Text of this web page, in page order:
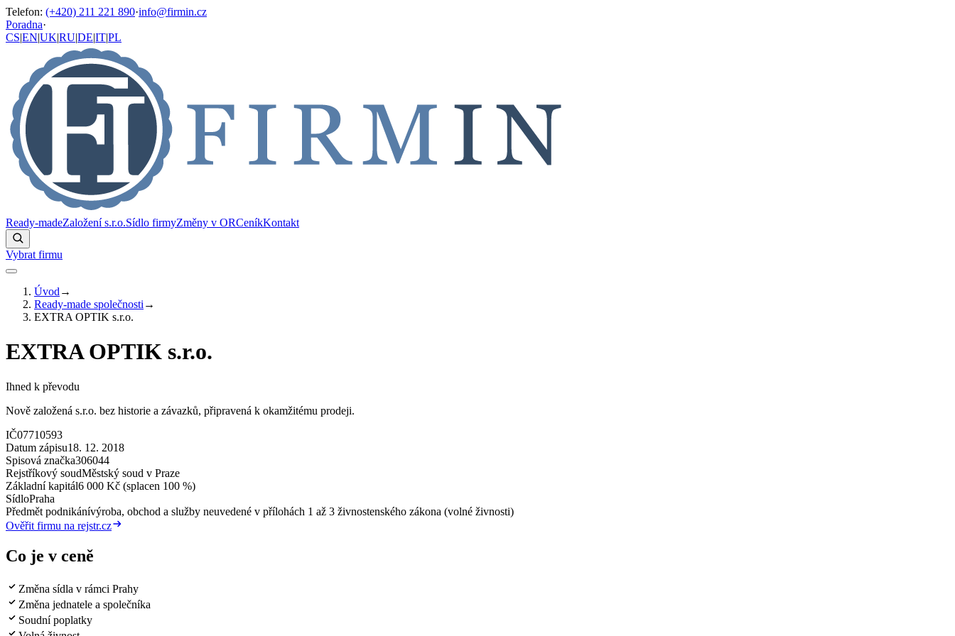
Telefon: (+420) 211 221 890·info@firmin.cz
Poradna·
CS|EN|UK|RU|DE|IT|PL
Ready-madeZaložení s.r.o.Sídlo firmyZměny v ORCeníkKontakt
Vybrat firmu
Úvod →
Ready-made společnosti →
EXTRA OPTIK s.r.o.
EXTRA OPTIK s.r.o.
Ihned k převodu
Nově založená s.r.o. bez historie a závazků, připravená k okamžitému prodeji.
IČ07710593
Datum zápisu18. 12. 2018
Spisová značka306044
Rejstříkový soudMěstský soud v Praze
Základní kapitál6 000 Kč (splacen 100 %)
SídloPraha
Předmět podnikánívýroba, obchod a služby neuvedené v přílohách 1 až 3 živnostenského zákona (volné živnosti)
Ověřit firmu na rejstr.cz
Co je v ceně
Změna sídla v rámci Prahy
Změna jednatele a společníka
Soudní poplatky